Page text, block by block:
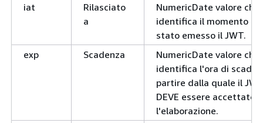
iat
Rilasciato
a
NumericDate valore che
identifica il momento in
stato emesso il JWT.
exp
Scadenza
NumericDate valore che
identifica l'ora di
partire dalla quale il
DEVE essere accettato
l'elaborazione.